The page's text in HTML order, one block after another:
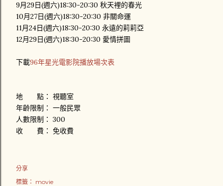
9月29日(週六)18:30-20:30 秋天裡的春光
10月27日(週六)18:30-20:30 非關命運
11月24日(週六)18:30-20:30 永遠的莉莉亞
12月29日(週六)18:30-20:30 愛情拼圖
下載96年星光電影院播放場次表
地 點： 視聽室
年齡限制： 一般民眾
人數限制： 300
收 費： 免收費
分享
標籤： movie